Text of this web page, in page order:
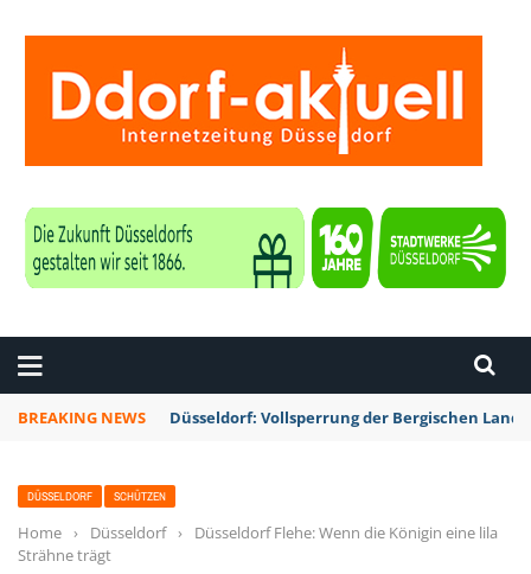
BREAKING NEWS Düsseldorf: Vollsperrung der Bergischen
DÜSSELDORF SCHÜTZEN
Home › Düsseldorf ›
Düsseldorf Flehe: Wenn die Königin eine lila
Strähne trägt